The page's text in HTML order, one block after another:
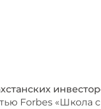
Forbes «Школа